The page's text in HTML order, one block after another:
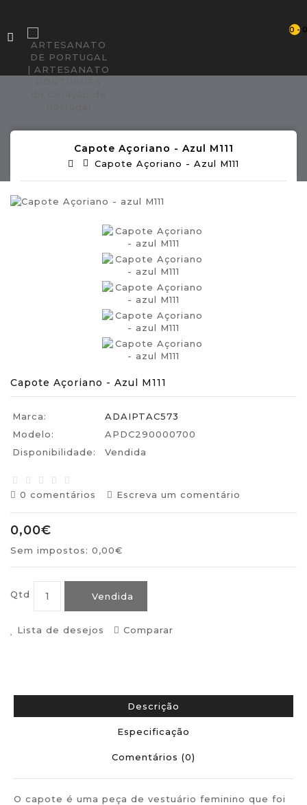
0 -
Capote Açoriano - Azul M111
Capote Açoriano - Azul M111
Capote Açoriano - Azul M111
Marca:
ADAIPTAC573
Modelo:
APDC290000700
Disponibilidade:
Vendida
0 comentários Escreva um comentário
0,00€
Sem impostos: 0,00€
Qtd Vendida
Lista de desejos Comparar
Descrição
Especificação
Comentários (0)
O capote é uma peça de vestuário feminino que foi